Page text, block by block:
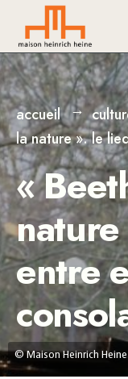
content
© Maison Heinrich Heine
accueil
la nature ». le
«
entre